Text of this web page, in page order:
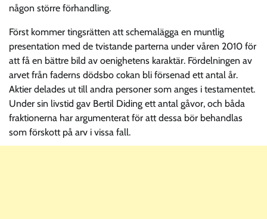
någon större förhandling.
Först kommer tingsrätten att schemalägga en muntlig
presentation med de tvistande parterna under våren 2010 för
att få en bättre bild av oenighetens karaktär. Fördelningen av
arvet från faderns dödsbo cokan bli försenad ett antal år.
Aktier delades ut till andra personer som anges i testamentet.
Under sin livstid gav Bertil Diding ett antal gåvor, och båda
fraktionerna har argumenterat för att dessa bör behandlas
som förskott på arv i vissa fall.